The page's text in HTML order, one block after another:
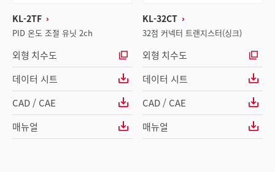
KL-2TF
PID 온도 조절 유닛 2ch
외형 치수도
데이터 시트
CAD / CAE
매뉴얼
KL-32CT
32점 커넥터 트랜지스터(싱크)
외형 치수도
데이터 시트
CAD / CAE
매뉴얼